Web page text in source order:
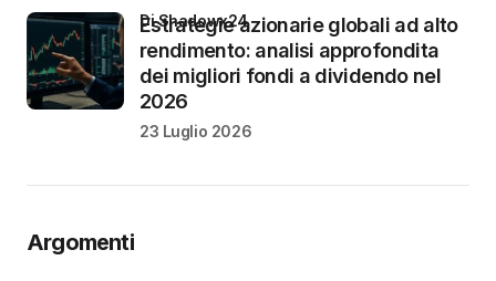
Estrategie azionarie globali ad alto
rendimento: analisi approfondita
dei migliori fondi a dividendo nel
2026
di Shadowx24
23 Luglio 2026
Argomenti